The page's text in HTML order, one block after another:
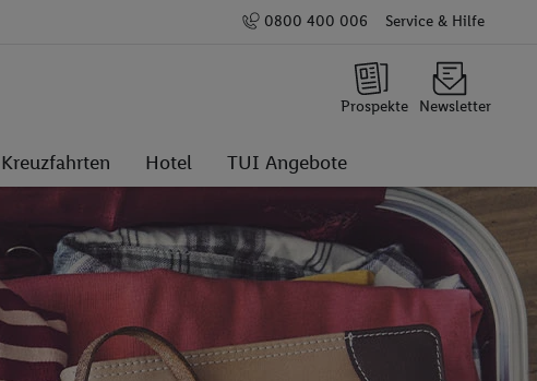
0800 400 006 Service & Hilfe
Prospekte Newsletter
Kreuzfahrten Hotel TUI Angebote